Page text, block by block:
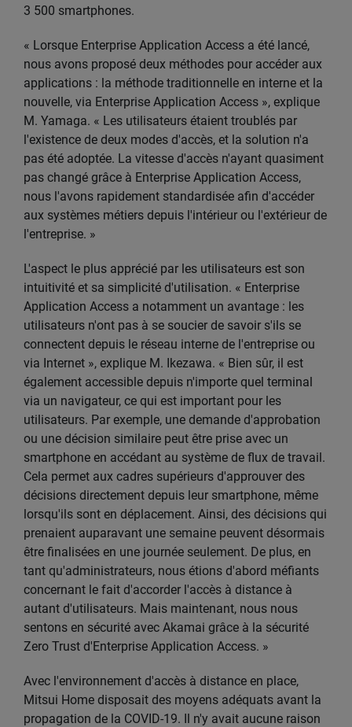
3 500 smartphones.
« Lorsque Enterprise Application Access a été lancé,
nous avons proposé deux méthodes pour accéder aux
applications : la méthode traditionnelle en interne et la
nouvelle, via Enterprise Application Access », explique
M. Yamaga. « Les utilisateurs étaient troublés par
l'existence de deux modes d'accès, et la solution n'a
pas été adoptée. La vitesse d'accès n'ayant quasiment
pas changé grâce à Enterprise Application Access,
nous l'avons rapidement standardisée afin d'accéder
aux systèmes métiers depuis l'intérieur ou l'extérieur de
l'entreprise. »
L'aspect le plus apprécié par les utilisateurs est son
intuitivité et sa simplicité d'utilisation. « Enterprise
Application Access a notamment un avantage : les
utilisateurs n'ont pas à se soucier de savoir s'ils se
connectent depuis le réseau interne de l'entreprise ou
via Internet », explique M. Ikezawa. « Bien sûr, il est
également accessible depuis n'importe quel terminal
via un navigateur, ce qui est important pour les
utilisateurs. Par exemple, une demande d'approbation
ou une décision similaire peut être prise avec un
smartphone en accédant au système de flux de travail.
Cela permet aux cadres supérieurs d'approuver des
décisions directement depuis leur smartphone, même
lorsqu'ils sont en déplacement. Ainsi, des décisions qui
prenaient auparavant une semaine peuvent désormais
être finalisées en une journée seulement. De plus, en
tant qu'administrateurs, nous étions d'abord méfiants
concernant le fait d'accorder l'accès à distance à
autant d'utilisateurs. Mais maintenant, nous nous
sentons en sécurité avec Akamai grâce à la sécurité
Zero Trust d'Enterprise Application Access. »
Avec l'environnement d'accès à distance en place,
Mitsui Home disposait des moyens adéquats avant la
propagation de la COVID-19. Il n'y avait aucune raison